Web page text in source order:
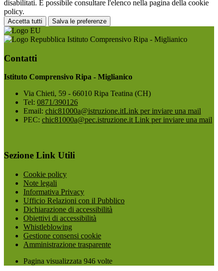
disabilitati. È possibile consultare l'elenco nella pagina della cookie
policy.
Accetta tutti Salva le preferenze
Istituto Comprensivo Ripa - Miglianico
Contatti
Istituto Comprensivo Ripa - Miglianico
Via Chieti, 59 - 66010 Ripa Teatina (CH)
Tel: 0871/390126
Email: chic81000a@istruzione.itLink per inviare una mail
PEC: chic81000a@pec.istruzione.it Link per inviare una mail
Sezione Link Utili
Cookie policy
Note legali
Informativa Privacy
Ufficio Relazioni con il Pubblico
Dichiarazione di accessibilità
Obiettivi di accessibilità
Whistleblowing
Gestione consensi cookie
Amministrazione trasparente
Pagina visualizzata 946 volte